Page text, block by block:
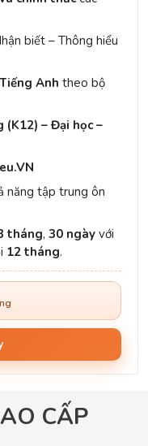
biết – Thông hiểu
Anh theo bộ
(K12) – Đại học –
năng tập trung ôn
tháng, 30 ngày với
12 tháng.
CẤP